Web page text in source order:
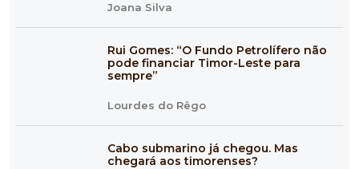
Joana Silva
Rui Gomes: “O Fundo Petrolífero não
pode financiar Timor-Leste para
sempre”
Lourdes do Rêgo
Cabo submarino já chegou. Mas
chegará aos timorenses?